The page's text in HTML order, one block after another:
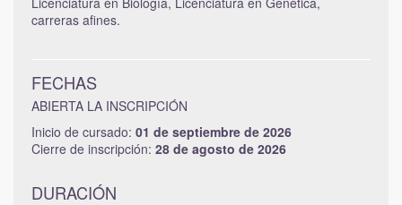
carreras afines.
FECHAS
ABIERTA LA INSCRIPCIÓN
Inicio de cursado: 01 de septiembre de 2026
Cierre de inscripción: 28 de agosto de 2026
DURACIÓN